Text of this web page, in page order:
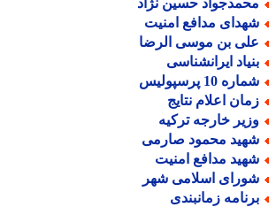
حسین نژاد
مدافع امنیت
بن موسی الرضا
ایرانشناسی
10 پرسپولیس
اعلام نتایج
خارجه ترکیه
محمود صارمی
مدافع امنیت
اسلامی شهر
زمانبندی